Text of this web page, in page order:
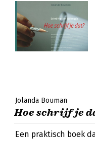
Jolanda Bouman
Hoe schrijf je
Een praktisch boek